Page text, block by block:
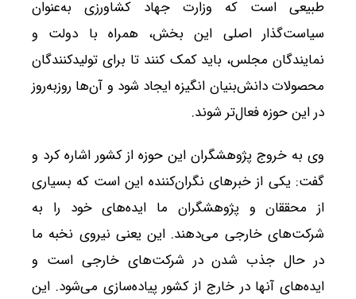
طبیعی است که وزارت جهاد کشاورزی به‌عنوان
سیاست‌گذار اصلی این بخش، همراه با دولت و
نمایندگان مجلس، باید کمک کنند تا برای تولیدکنندگان
محصولات دانش‌بنیان انگیزه ایجاد شود و آن‌ها روزبه‌روز
در این حوزه فعال‌تر شوند.
وی به خروج پژوهشگران این حوزه از کشور اشاره کرد و
گفت: یکی از خبرهای نگران‌کننده این است که بسیاری
از محققان و پژوهشگران ما ایده‌های خود را به
شرکت‌های خارجی می‌دهند. این یعنی نیروی نخبه ما
در حال جذب شدن در شرکت‌های خارجی است و
ایده‌های آنها در خارج از کشور پیاده‌سازی می‌شود. این